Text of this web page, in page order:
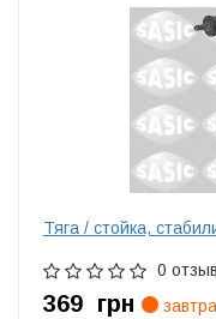
Тяга / стойка,
0
369 грн
завтра